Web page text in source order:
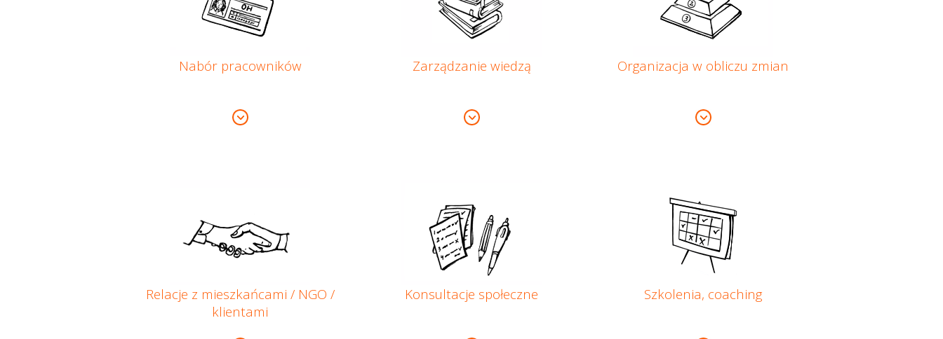
Nabór pracowników Zarządzanie wiedzą Organizacja w obliczu zmian
Relacje z mieszkańcami / NGO /
klientami
Konsultacje społeczne Szkolenia, coaching